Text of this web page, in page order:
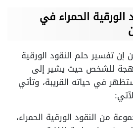
الورقية الحمراء في
إن تفسير حلم النقود الورقية
للشخص حيث يشير إلى
في حياته القريبة، وتأتي
من النقود الورقية الحمراء،